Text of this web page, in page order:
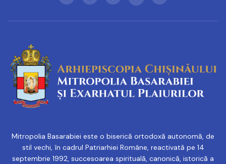
Mitropolia Basarabiei este o biserică ortodoxă autonomă, de
stil vechi, în cadrul Patriarhiei Române, reactivată pe 14
septembrie 1992, succesoarea spirituală, canonică, istorică a